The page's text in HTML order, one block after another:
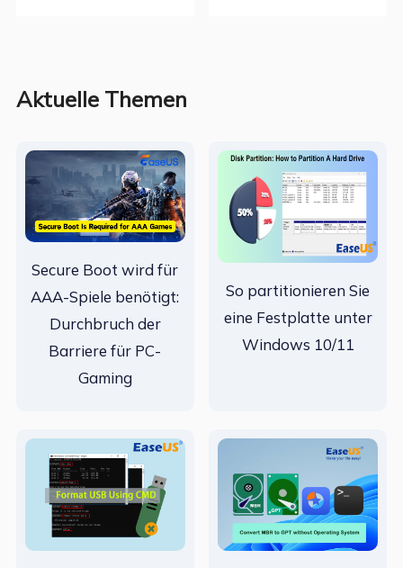
Aktuelle Themen
Secure Boot wird für
AAA-Spiele benötigt:
Durchbruch der
Barriere für PC-
Gaming
So partitionieren Sie
eine Festplatte unter
Windows 10/11